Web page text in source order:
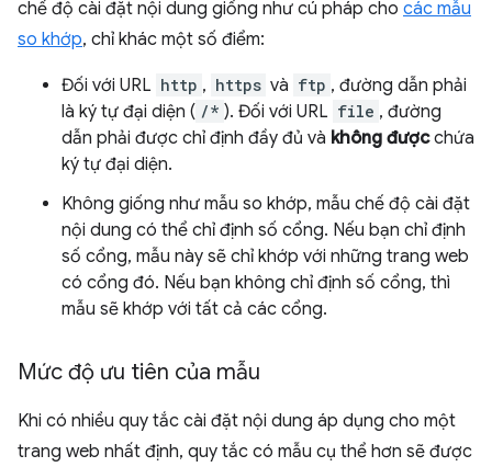
chế độ cài đặt nội dung giống như cú pháp cho các mẫu
so khớp, chỉ khác một số điểm:
Đối với URL http , https và ftp , đường dẫn phải
là ký tự đại diện ( /* ). Đối với URL file , đường
dẫn phải được chỉ định đầy đủ và không đượcchứa
ký tự đại diện.
Không giống như mẫu so khớp, mẫu chế độ cài đặt
nội dung có thể chỉ định số cổng. Nếu bạn chỉ định
số cổng, mẫu này sẽ chỉ khớp với những trang web
có cổng đó. Nếu bạn không chỉ định số cổng, thì
mẫu sẽ khớp với tất cả các cổng.
Mức độ ưu tiên của mẫu
Khi có nhiều quy tắc cài đặt nội dung áp dụng cho một
trang web nhất định, quy tắc có mẫu cụ thể hơn sẽ được